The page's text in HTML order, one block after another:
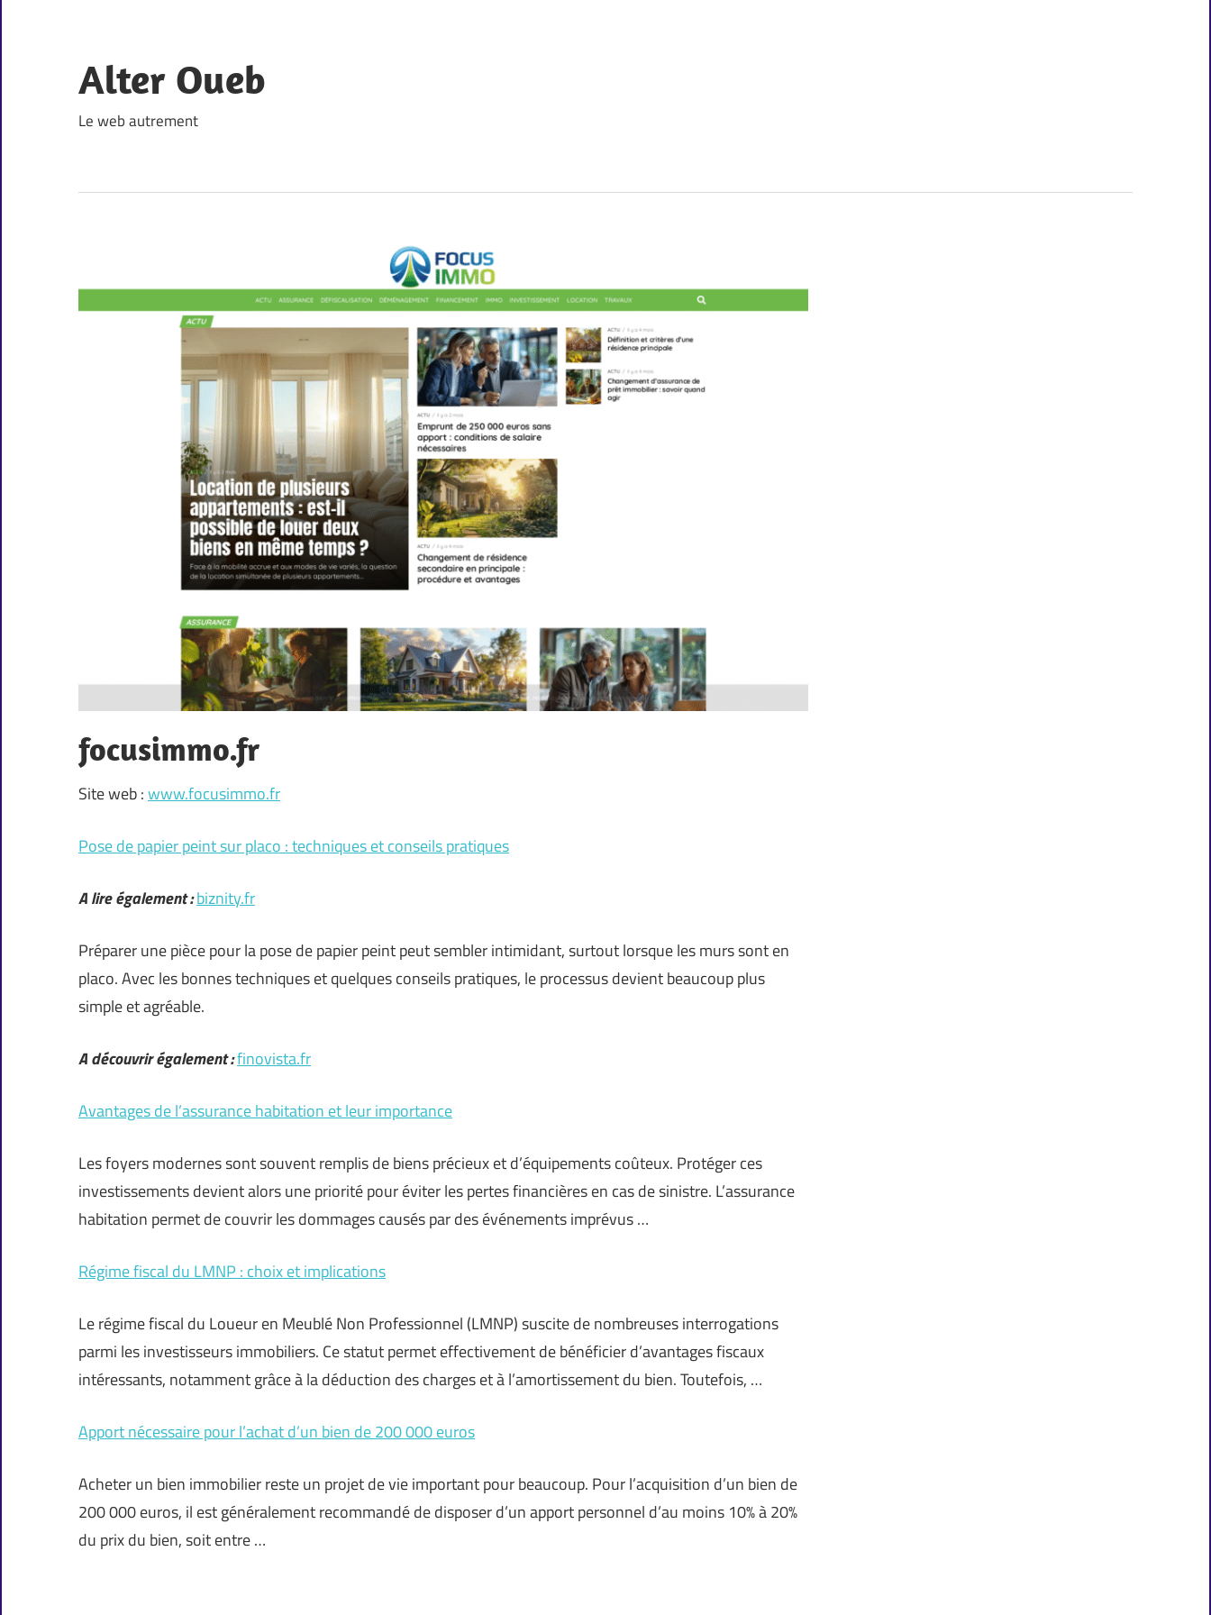
content
Alter Oueb
Le web autrement
focusimmo.fr
Site web :www.focusimmo.fr
Pose de papier peint sur placo : techniques et conseils pratiques
A lire également :biznity.fr
Préparer une pièce pour la pose de papier peint peut sembler intimidant, surtout lorsque les murs sont en
placo. Avec les bonnes techniques et quelques conseils pratiques, le processus devient beaucoup plus
simple et agréable.
A découvrir également :finovista.fr
Avantages de l’assurance habitation et leur importance
Les foyers modernes sont souvent remplis de biens précieux et d’équipements coûteux. Protéger ces
investissements devient alors une priorité pour éviter les pertes financières en cas de sinistre. L’assurance
habitation permet de couvrir les dommages causés par des événements imprévus …
Régime fiscal du LMNP : choix et implications
Le régime fiscal du Loueur en Meublé Non Professionnel (LMNP) suscite de nombreuses interrogations
parmi les investisseurs immobiliers. Ce statut permet effectivement de bénéficier d’avantages fiscaux
intéressants, notamment grâce à la déduction des charges et à l’amortissement du bien. Toutefois, …
Apport nécessaire pour l’achat d’un bien de 200 000 euros
Acheter un bien immobilier reste un projet de vie important pour beaucoup. Pour l’acquisition d’un bien de
200 000 euros, il est généralement recommandé de disposer d’un apport personnel d’au moins 10% à 20%
du prix du bien, soit entre …